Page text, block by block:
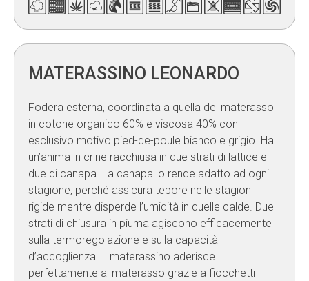
MATERASSINO LEONARDO
Fodera esterna, coordinata a quella del materasso
in cotone organico 60% e viscosa 40% con
esclusivo motivo pied-de-poule bianco e grigio. Ha
un’anima in crine racchiusa in due strati di lattice e
due di canapa. La canapa lo rende adatto ad ogni
stagione, perché assicura tepore nelle stagioni
rigide mentre disperde l’umidità in quelle calde. Due
strati di chiusura in piuma agiscono efficacemente
sulla termoregolazione e sulla capacità
d’accoglienza. Il materassino aderisce
perfettamente al materasso grazie a fiocchetti